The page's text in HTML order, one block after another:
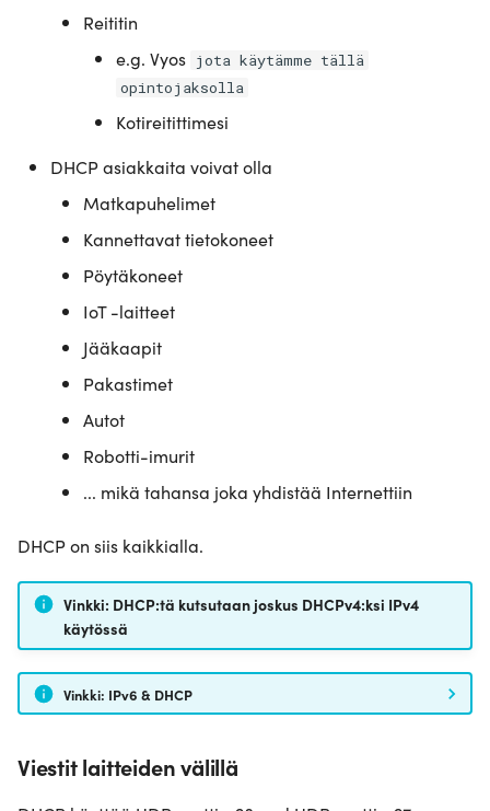
Reititin
e.g. Vyos jota käytämme tällä
opintojaksolla
Kotireitittimesi
DHCP asiakkaita voivat olla
Matkapuhelimet
Kannettavat tietokoneet
Pöytäkoneet
IoT -laitteet
Jääkaapit
Pakastimet
Autot
Robotti-imurit
... mikä tahansa joka yhdistää Internettiin
DHCP on siis kaikkialla.
Vinkki: DHCP:tä kutsutaan joskus DHCPv4:ksi IPv4
käytössä
Vinkki: IPv6 & DHCP
Viestit laitteiden välillä